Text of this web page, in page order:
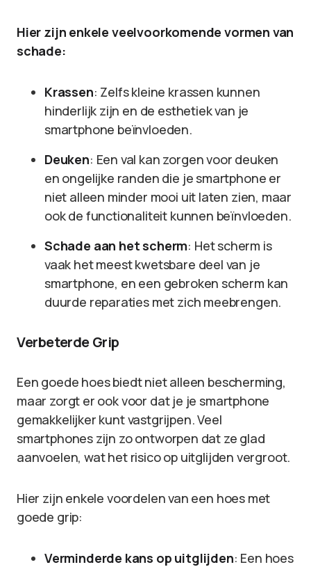
Hier zijn enkele veelvoorkomende vormen van
schade:
Krassen: Zelfs kleine krassen kunnen
hinderlijk zijn en de esthetiek van je
smartphone beïnvloeden.
Deuken: Een val kan zorgen voor deuken
en ongelijke randen die je smartphone er
niet alleen minder mooi uit laten zien, maar
ook de functionaliteit kunnen beïnvloeden.
Schade aan het scherm: Het scherm is
vaak het meest kwetsbare deel van je
smartphone, en een gebroken scherm kan
duurde reparaties met zich meebrengen.
Verbeterde Grip
Een goede hoes biedt niet alleen bescherming,
maar zorgt er ook voor dat je je smartphone
gemakkelijker kunt vastgrijpen. Veel
smartphones zijn zo ontworpen dat ze glad
aanvoelen, wat het risico op uitglijden vergroot.
Hier zijn enkele voordelen van een hoes met
goede grip:
Verminderde kans op uitglijden: Een hoes